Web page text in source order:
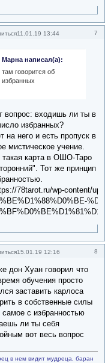
7
11.01.19 13:44
Марна написал(а):
там говорится об
избранных
вопрос: входишь ли ты в
избранных?
на него и есть пропуск в
мистическое учение.
такая карта в ОШО-Таро
Тот же принцип
8
15.01.19 12:16
дон Хуан говорил что
обучения просто
заставить карлоса
в собственные силы
самое с избранностью
ли ты себя
вот весь вопрос
в нем видит мудреца, баран